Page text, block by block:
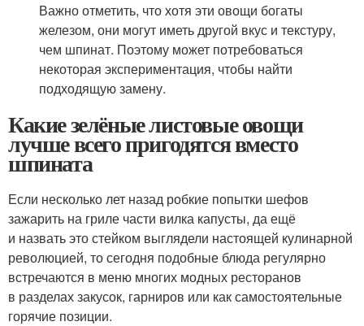
Важно отметить, что хотя эти овощи богаты
железом, они могут иметь другой вкус и текстуру,
чем шпинат. Поэтому может потребоваться
некоторая экспериментация, чтобы найти
подходящую замену.
Какие зелёные листовые овощи
лучше всего пригодятся вместо
шпината
Если несколько лет назад робкие попытки шефов
зажарить на гриле части вилка капусты, да ещё
и назвать это стейком выглядели настоящей кулинарной
революцией, то сегодня подобные блюда регулярно
встречаются в меню многих модных ресторанов
в разделах закусок, гарниров или как самостоятельные
горячие позиции.